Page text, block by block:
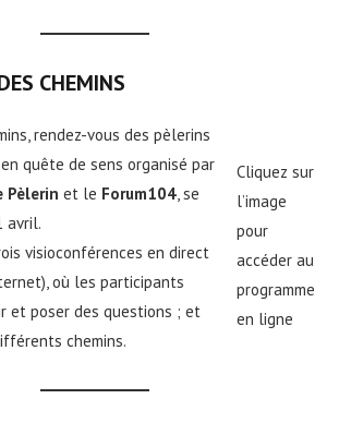
CHEMINS
Cliquez sur
l’image
pour
accéder au
programme
en ligne
rendez-vous des pèlerins
quête de sens organisé par
Pèlerin et le Forum104 , se
avril.
visioconférences en direct
où les participants
et poser des questions ; et
chemins.